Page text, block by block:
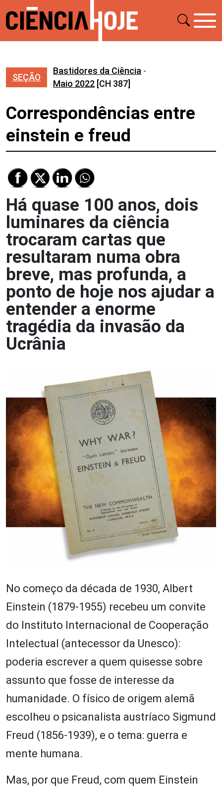
SEÇÃO
Bastidores da Ciência -
Maio 2022 [CH 387]
Correspondências entre
einstein e freud
Há quase 100 anos, dois
luminares da ciência
trocaram cartas que
resultaram numa obra
breve, mas profunda, a
ponto de hoje nos ajudar a
entender a enorme
tragédia da invasão da
Ucrânia
No começo da década de 1930, Albert
Einstein (1879-1955) recebeu um convite
do Instituto Internacional de Cooperação
Intelectual (antecessor da Unesco):
poderia escrever a quem quisesse sobre
assunto que fosse de interesse da
humanidade. O físico de origem alemã
escolheu o psicanalista austríaco Sigmund
Freud (1856-1939), e o tema: guerra e
mente humana.
Mas, por que Freud, com quem Einstein